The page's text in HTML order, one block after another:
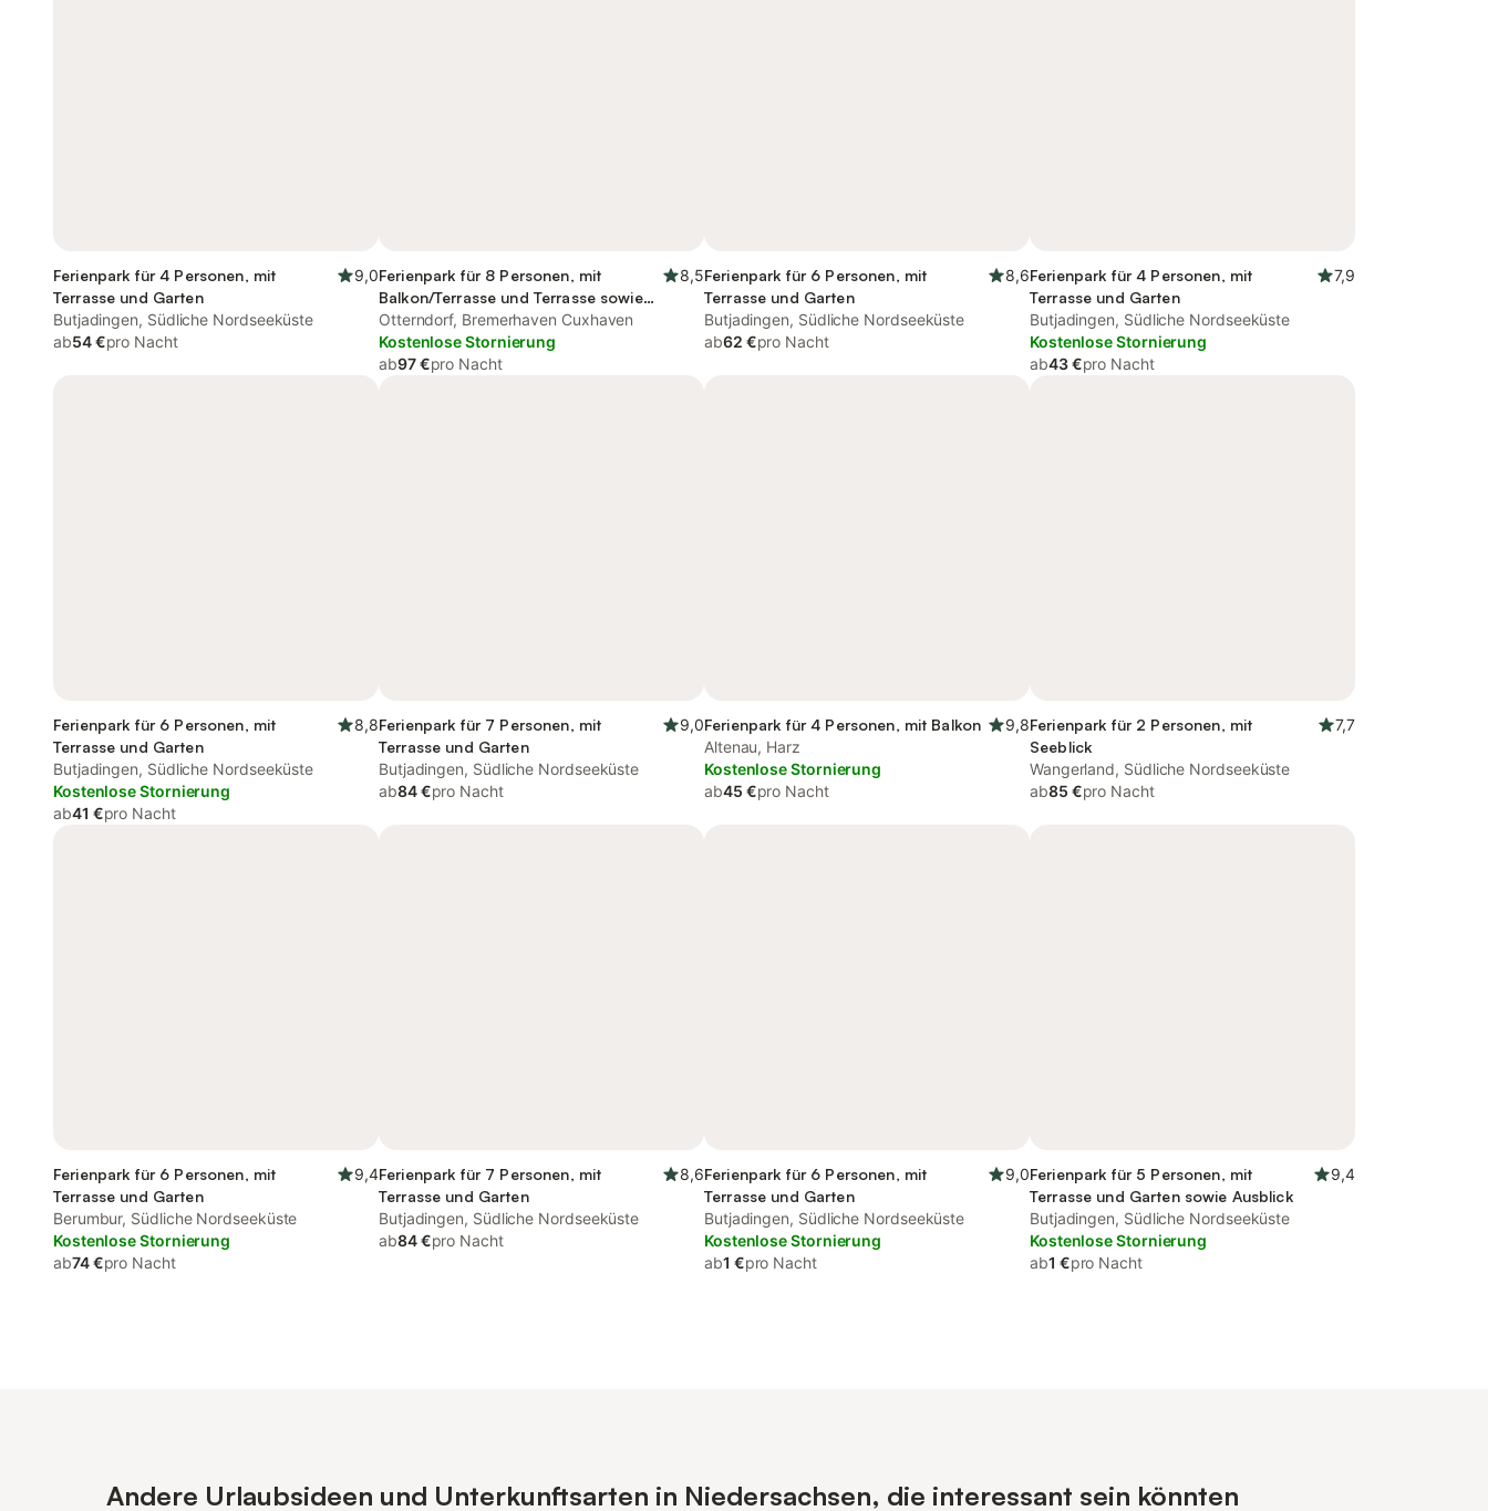
Ferienpark für 4 Personen, mit
Terrasse und Garten
9,0
Butjadingen, Südliche Nordseeküste
ab54 €pro Nacht
Ferienpark für 8 Personen, mit
Balkon/Terrasse und Terrasse sowie
Garten
8,5
Otterndorf, Bremerhaven Cuxhaven
Kostenlose Stornierung
ab97 €pro Nacht
Ferienpark für 6 Personen, mit
Terrasse und Garten
8,6
Butjadingen, Südliche Nordseeküste
ab62 €pro Nacht
Ferienpark für 4 Personen, mit
Terrasse und Garten
7,9
Butjadingen, Südliche Nordseeküste
Kostenlose Stornierung
ab43 €pro Nacht
Ferienpark für 6 Personen, mit
Terrasse und Garten
8,8
Butjadingen, Südliche Nordseeküste
Kostenlose Stornierung
ab41 €pro Nacht
Ferienpark für 7 Personen, mit
Terrasse und Garten
9,0
Butjadingen, Südliche Nordseeküste
ab84 €pro Nacht
Ferienpark für 4 Personen, mit Balkon
9,8
Altenau, Harz
Kostenlose Stornierung
ab45 €pro Nacht
Ferienpark für 2 Personen, mit
Seeblick
7,7
Wangerland, Südliche Nordseeküste
ab85 €pro Nacht
Ferienpark für 6 Personen, mit
Terrasse und Garten
9,4
Berumbur, Südliche Nordseeküste
Kostenlose Stornierung
ab74 €pro Nacht
Ferienpark für 7 Personen, mit
Terrasse und Garten
8,6
Butjadingen, Südliche Nordseeküste
ab84 €pro Nacht
Ferienpark für 6 Personen, mit
Terrasse und Garten
9,0
Butjadingen, Südliche Nordseeküste
Kostenlose Stornierung
ab1 €pro Nacht
Ferienpark für 5 Personen, mit
Terrasse und Garten sowie Ausblick
9,4
Butjadingen, Südliche Nordseeküste
Kostenlose Stornierung
ab1 €pro Nacht
Andere Urlaubsideen und Unterkunftsarten in Niedersachsen, die interessant sein könnten